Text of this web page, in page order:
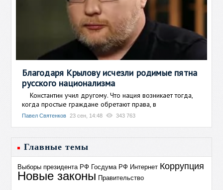
Благодаря Крылову исчезли родимые пятна
русского национализма
Константин учил другому. Что нация возникает тогда,
когда простые граждане обретают права, в
Павел Святенков 23 сен, 14:48 343 763
Главные темы
Выборы президента РФ Госдума РФ Интернет Коррупция
Новые законы Правительство